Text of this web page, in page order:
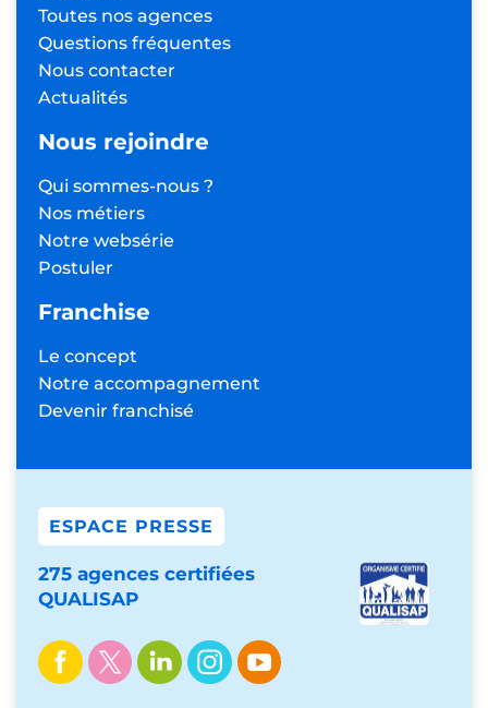
Toutes nos agences
Questions fréquentes
Nous contacter
Actualités
Nous rejoindre
Qui sommes-nous ?
Nos métiers
Notre websérie
Postuler
Franchise
Le concept
Notre accompagnement
Devenir franchisé
ESPACE PRESSE
275 agences certifiées
QUALISAP